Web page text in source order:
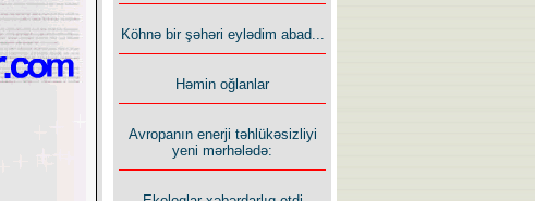
Köhnə bir şəhəri eylədim abad...
Həmin oğlanlar
Avropanın enerji təhlükəsizliyi
yeni mərhələdə: